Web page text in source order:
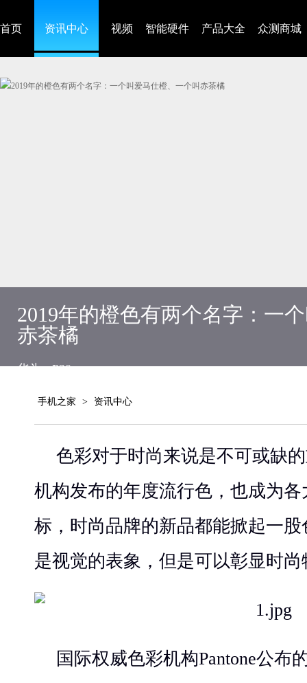
首页 资讯中心 视频 智能硬件 产品大全 众测商城
2019年的橙色有两个名字：一
赤茶橘
华为 P30
手机之家 > 资讯中心
色彩对于时尚来说是不可或缺
机构发布的年度流行色，也成为
标，时尚品牌的新品都能掀起一
是视觉的表象，但是可以彰显时
国际权威色彩机构Pantone公布